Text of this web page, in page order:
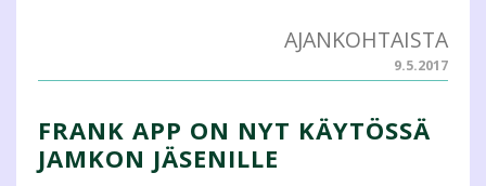
AJANKOHTAISTA
9.5.2017
FRANK APP ON NYT KÄYTÖSSÄ
JAMKON JÄSENILLE